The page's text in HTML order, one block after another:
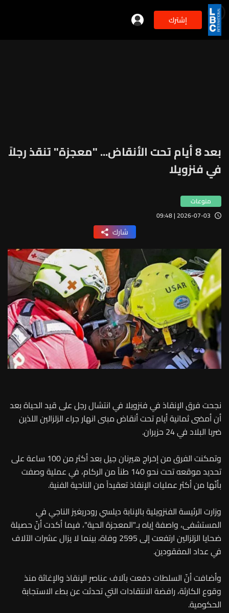
إشترك 2min
بعد 8 أيام تحت الأنقاض... "معجزة" تنقذ رجلاً
في فنزويلا
منوعات
2026-07-03 | 09:48
شارك
نجحت فرق الإنقاذ في فنزويلا في انتشال رجل على قيد الحياة بعد
أن أمضى ثمانية أيام تحت أنقاض مبنى انهار جراء الزلزالين اللذين
ضربا البلاد في 24 حزيران.
وتمكنت الفرق من إخراج هيرنان جيل بعد أكثر من 100 ساعة على
تحديد موقعه تحت نحو 140 طناً من الركام، في عملية وصفت
بأنّها من أكثر عمليات الإنقاذ تعقيداً من الناحية الفنية.
وزارت الرئيسة الفنزويلية بالإنابة ديلسي رودريغيز الناجي في
المستشفى، واصفة إياه بـ"المعجزة الحية"، فيما أكدت أنّ حصيلة
ضحايا الزلزالين ارتفعت إلى 2595 وفاة، بينما لا يزال عشرات الآلاف
في عداد المفقودين.
وأضافت أنّ السلطات دفعت بآلاف عناصر الإنقاذ والإغاثة منذ
وقوع الكارثة، رافضة الانتقادات التي تحدثت عن بطء الاستجابة
الحكومية.